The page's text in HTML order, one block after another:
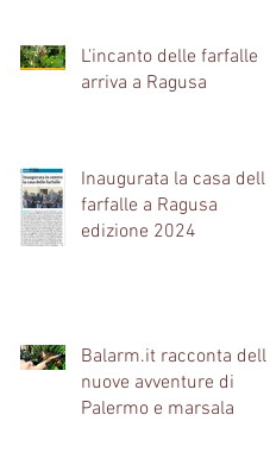
L'incanto delle farfalle
arriva a Ragusa
Inaugurata la casa delle
farfalle a Ragusa
edizione 2024
Balarm.it racconta delle
nuove avventure di
Palermo e marsala